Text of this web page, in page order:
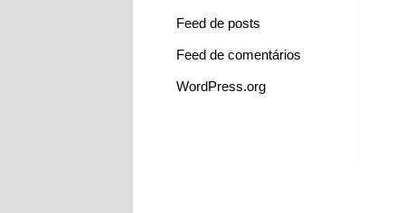
Feed de posts
Feed de comentários
WordPress.org